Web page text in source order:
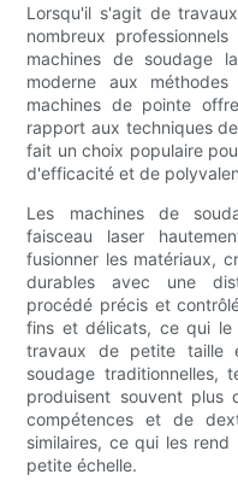
Lorsqu'il s'agit de
nombreux
machines de soudage
moderne aux
machines de pointe
rapport aux techniques
fait un choix populaire
d'efficacité et de
Les machines de
faisceau laser
fusionner les matériaux,
durables avec une
procédé précis et
fins et délicats, ce qui le
travaux de petite taille
soudage traditionnelles,
produisent souvent plus
compétences et de
similaires, ce qui les
petite échelle.